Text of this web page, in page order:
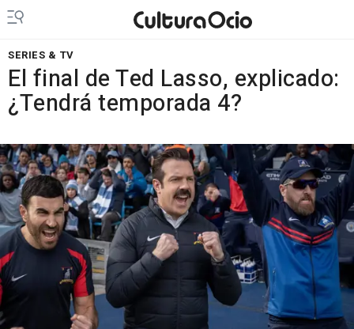
SERIES & TV
El final de Ted Lasso, explicado:
¿Tendrá temporada 4?